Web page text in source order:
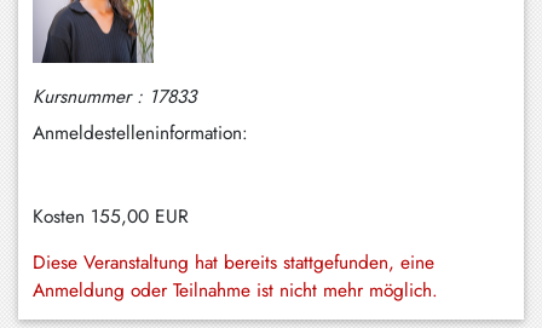
Kursnummer : 17833
Anmeldestelleninformation:
Kosten 155,00 EUR
Diese Veranstaltung hat bereits stattgefunden, eine
Anmeldung oder Teilnahme ist nicht mehr möglich.
Otterfing
Rottach-
Egern
Schaftlach
Waakirchen
Schliersee
Tegernsee